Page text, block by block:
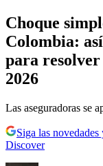
Choque
Colombia:
para
2026
Las aseguradoras se
Siga las
Discover